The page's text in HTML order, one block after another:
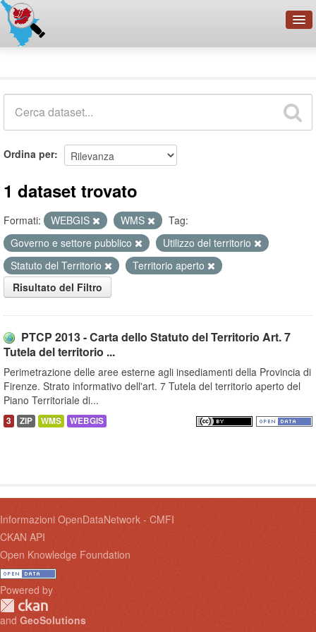
Organizzazioni
Ordina per
1 dataset trovato
Formati: WEBGIS WMS
Tag:
Governo e settore pubblico
Utilizzo del territorio
Statuto del Territorio
Territorio aperto
Risultato del Filtro
PTCP 2013 - Carta dello Statuto del Territorio Art. 7
Tutela del territorio ...
Perimetrazione delle aree esterne agli insediamenti della Provincia di
Firenze. Strato informativo dell'art. 7 Tutela del territorio aperto del
Piano Territoriale di...
3 ZIP WMS WEBGIS
Informazioni OpenDataNetwork - CMFI
CKAN API
Open Knowledge Foundation
Powered by
and GeoSolutions